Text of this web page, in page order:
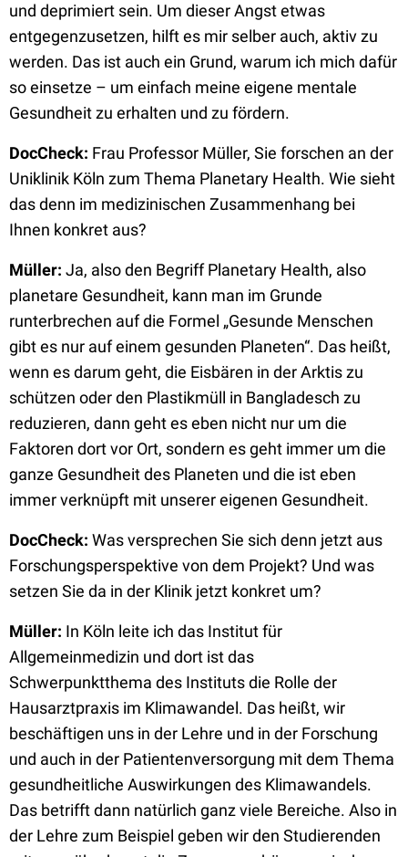
und deprimiert sein. Um dieser Angst etwas
entgegenzusetzen, hilft es mir selber auch, aktiv zu
werden. Das ist auch ein Grund, warum ich mich dafür
so einsetze – um einfach meine eigene mentale
Gesundheit zu erhalten und zu fördern.
DocCheck: Frau Professor Müller, Sie forschen an der
Uniklinik Köln zum Thema Planetary Health. Wie sieht
das denn im medizinischen Zusammenhang bei
Ihnen konkret aus?
Müller: Ja, also den Begriff Planetary Health, also
planetare Gesundheit, kann man im Grunde
runterbrechen auf die Formel „Gesunde Menschen
gibt es nur auf einem gesunden Planeten“. Das heißt,
wenn es darum geht, die Eisbären in der Arktis zu
schützen oder den Plastikmüll in Bangladesch zu
reduzieren, dann geht es eben nicht nur um die
Faktoren dort vor Ort, sondern es geht immer um die
ganze Gesundheit des Planeten und die ist eben
immer verknüpft mit unserer eigenen Gesundheit.
DocCheck: Was versprechen Sie sich denn jetzt aus
Forschungsperspektive von dem Projekt? Und was
setzen Sie da in der Klinik jetzt konkret um?
Müller: In Köln leite ich das Institut für
Allgemeinmedizin und dort ist das
Schwerpunktthema des Instituts die Rolle der
Hausarztpraxis im Klimawandel. Das heißt, wir
beschäftigen uns in der Lehre und in der Forschung
und auch in der Patientenversorgung mit dem Thema
gesundheitliche Auswirkungen des Klimawandels.
Das betrifft dann natürlich ganz viele Bereiche. Also in
der Lehre zum Beispiel geben wir den Studierenden